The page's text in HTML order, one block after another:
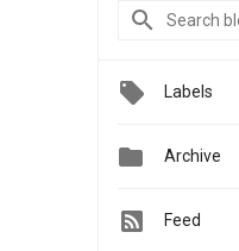
Labels
 Archive
Feed